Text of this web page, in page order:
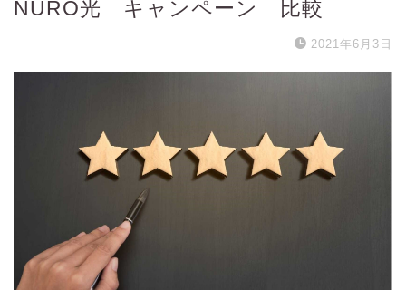
NURO光 キャンペーン 比較
2021年6月3日